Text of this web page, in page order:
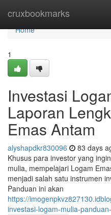
cruxbookmarks
Home
Home
1
Investasi
Laporan
Emas Antam
alyshapdkr830096 83 days
Khusus para investor yang
mulia, mempelajari Logam
menjadi salah satu instrumen
Panduan ini akan
https://
investasi-logam-mulia-